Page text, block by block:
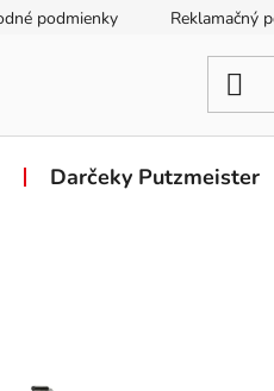
podmienky Reklamačný
Darčeky Putzmeister